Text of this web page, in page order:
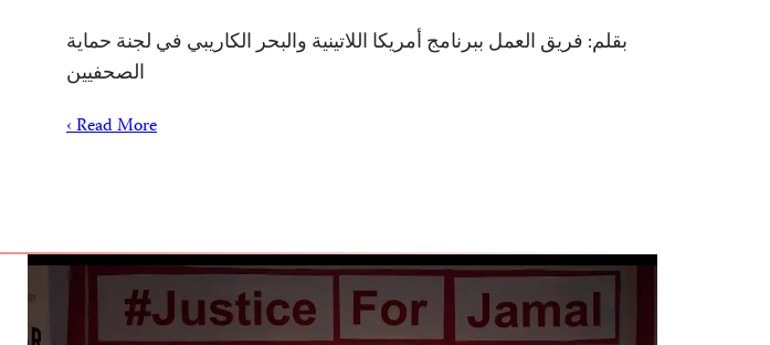
بقلم: فريق العمل ببرنامج أمريكا اللاتينية والبحر الكاريبي في لجنة حماية
الصحفيين
Read More ›